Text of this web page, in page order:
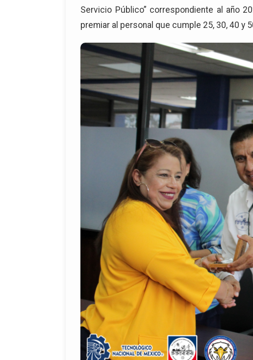
Servicio Público” correspondiente al año
premiar al personal que cumple 25, 30, 40